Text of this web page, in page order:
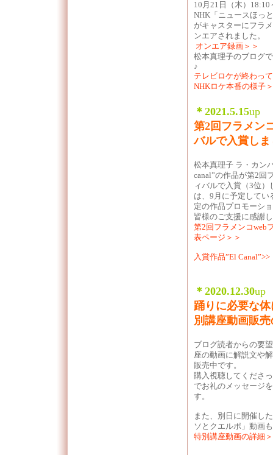
10月21日（木）
NHK「ニュースほっ
がキャスターにフラ
ンエアされました。
オンエア録画＞＞
松本真理子のブログ
♪
テレビロケが終わっ
NHKロケ本番の様子
＊2021.5.15up
第2回フラメン
バルで入賞しま
松本真理子 ラ・カン
canal”の作品が第2回
ィバルで入賞（3位
は、9月に予定してい
定の作品プロモーシ
皆様のご支援に感謝
第2回フラメンコweb
表ページ＞＞
入賞作品”El Canal”>>
＊2020.12.30up
踊りに必要な
別講座動画販
ブログ読者からの要
座の動画に解説文や
販売中です。
購入視聴してくださ
でお礼のメッセージ
す。
また、別日に開催し
ソとクエルポ」動画
特別講座動画の詳細